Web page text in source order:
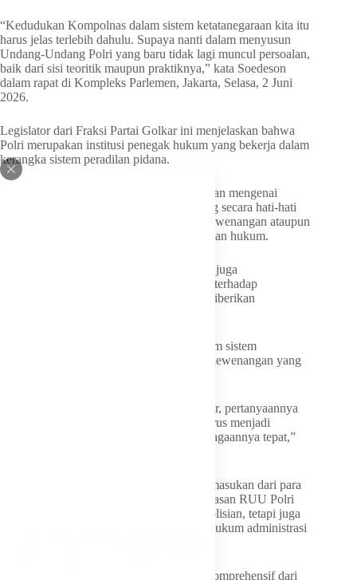
“Kedudukan Kompolnas dalam sistem ketatanegaraan kita itu
harus jelas terlebih dahulu. Supaya nanti dalam menyusun
Undang-Undang Polri yang baru tidak lagi muncul persoalan,
baik dari sisi teoritik maupun praktiknya,” kata Soedeson
dalam rapat di Kompleks Parlemen, Jakarta, Selasa, 2 Juni
2026.
Legislator dari Fraksi Partai Golkar ini menjelaskan bahwa
Polri merupakan institusi penegak hukum yang bekerja dalam
kerangka sistem peradilan pidana.
Karena itu, kata Soedeson, setiap pengaturan mengenai
pengawasan terhadap Polri harus dirancang secara hati-hati
agar tidak menimbulkan tumpang tindih kewenangan ataupun
mengganggu independensi proses penegakan hukum.
Wakil Rakyat asal Dapil Papua Tengah itu juga
mempertanyakan mekanisme pengawasan terhadap
Kompolnas apabila lembaga itu nantinya diberikan
Menurutnya, perlu ada keseimbangan dalam sistem
pengawasan agar tidak terjadi pergeseran kewenangan yang
“Kalau kewenangan Kompolnas diperbesar, pertanyaannya
siapa yang mengawasi Kompolnas? Ini harus menjadi
perhatian kita bersama agar desain kelembagaannya tepat,”
Dalam kesempatan itu, Soedeson menilai masukan dari para
akademisi menjadi penting karena pembahasan RUU Polri
tidak hanya menyangkut aspek teknis kepolisian, tetapi juga
menyentuh persoalan hukum tata negara, hukum administrasi
Oleh karena itu, dia meminta pandangan komprehensif dari